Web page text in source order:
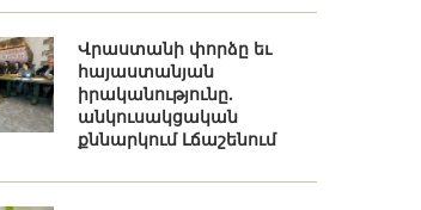
Վրաստանի փորձը եւ
հայաստանյան
իրականությունը.
անկուսակցական
քննարկում Լճաշենում